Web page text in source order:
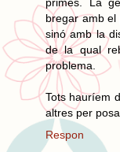
bregar amb el
sinó amb la
de la qual
problema.
Tots hauríem
altres per
Respon